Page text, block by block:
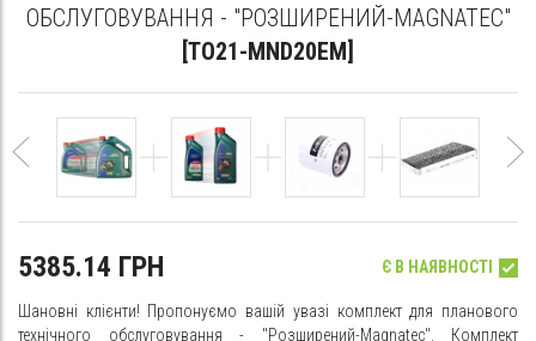
ОБСЛУГОВУВАННЯ - "РОЗШИРЕНИЙ-MAGNATEC"
[TO21-MND20EM]
5385.14 ГРН Є В НАЯВНОСТІ
Шановні клієнти! Пропонуємо вашій увазі комплект для планового
технічного обслуговування - "Розширений-Magnatec". Комплект